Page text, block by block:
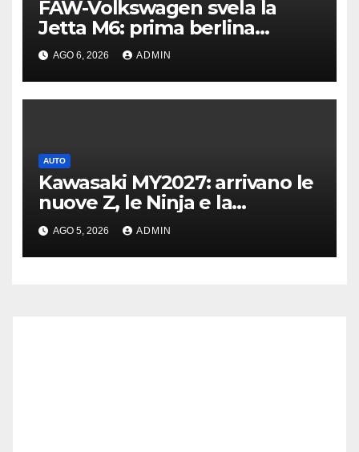
FAW-Volkswagen svela la
Jetta M6: prima berlina
elettrica del marchio
AGO 6, 2026 ADMIN
AUTO
Kawasaki MY2027: arrivano le
nuove Z, le Ninja e la
crossover Versys 650
AGO 5, 2026 ADMIN